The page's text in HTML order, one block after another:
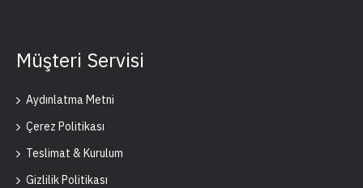
Müşteri Servisi
Aydınlatma Metni
Çerez Politikası
Teslimat & Kurulum
Gizlilik Politikası